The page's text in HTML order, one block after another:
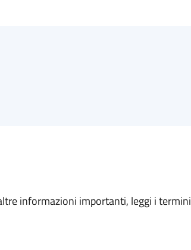
informazioni importanti, leggi i termini